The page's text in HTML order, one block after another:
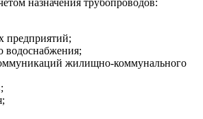
назначения трубопроводов:
водоснабжения;
жилищно-коммунального